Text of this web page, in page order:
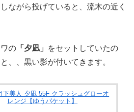
ながら投げていると、流木の近く
の 「夕凪」
をセットしていたの
、、黒い影が付いてきます。
下美人 夕凪 55F クラッシュグローオ
レンジ【ゆうパケット】